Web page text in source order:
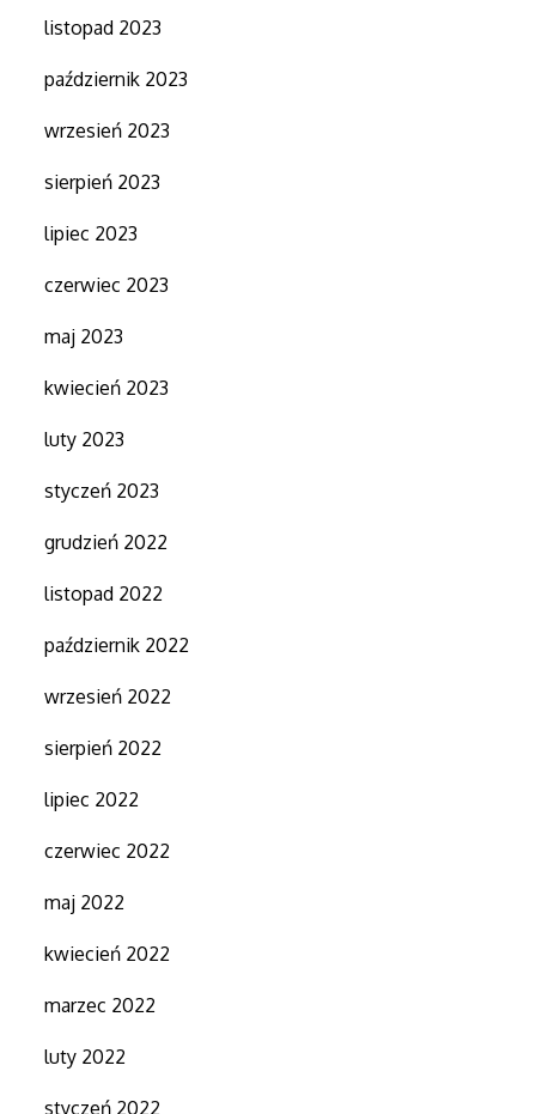
listopad 2023
październik 2023
wrzesień 2023
sierpień 2023
lipiec 2023
czerwiec 2023
maj 2023
kwiecień 2023
luty 2023
styczeń 2023
grudzień 2022
listopad 2022
październik 2022
wrzesień 2022
sierpień 2022
lipiec 2022
czerwiec 2022
maj 2022
kwiecień 2022
marzec 2022
luty 2022
styczeń 2022